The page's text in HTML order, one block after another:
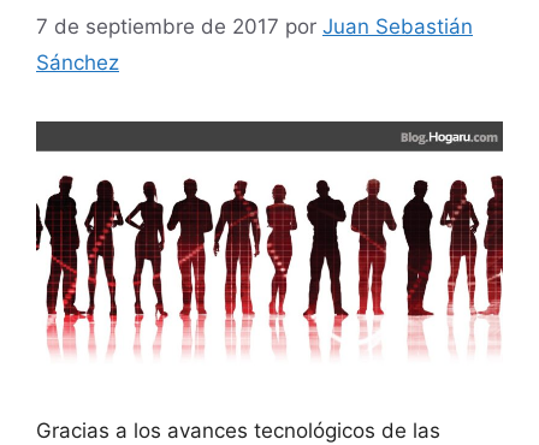
7 de septiembre de 2017 por Juan Sebastián
Sánchez
Gracias a los avances tecnológicos de las